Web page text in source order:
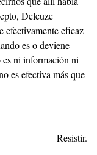
Deleuze
efectivamente eficaz
es o deviene
es ni información ni
es efectiva más que
Resistir.